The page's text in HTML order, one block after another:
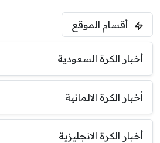
فرينتسفاروشي
ودية( ابو ظبي الرياضية -TV )
برشلونة
7:00 م
أقسام الموقع
أخبار الكرة السعودية
أخبار الكرة الالمانية
أخبار الكرة الانجليزية